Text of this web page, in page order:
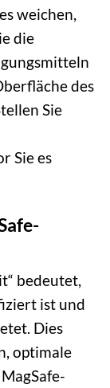
weichen,
die
des
Sie
Sie es
bedeutet,
ist und
Dies
optimale